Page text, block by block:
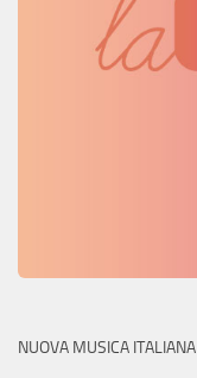
NUOVA MUSICA ITALIANA